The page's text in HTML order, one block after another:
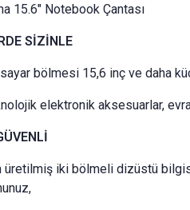
15.6" Notebook Çantası
SİZİNLE
bölmesi 15,6 inç ve daha
elektronik aksesuarlar,
iki bölmeli dizüstü